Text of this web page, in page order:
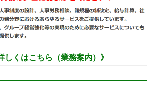
しくはこちら（業務案内）》